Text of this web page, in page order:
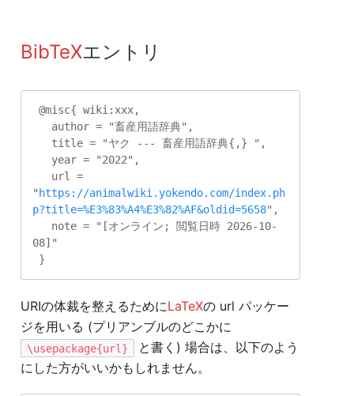
BibTeXエントリ
" https://animalwiki.yokendo.com/index.ph
p?title=%E3%83%A4%E3%82%AF&oldid=5658",
08]"
URIの体裁を整えるためにLaTeXの url パッケー
ジを用いる (プリアンブルのどこかに
\usepackage{url}
と書く) 場合は、以下のよう
にした方がいいかもしれません。